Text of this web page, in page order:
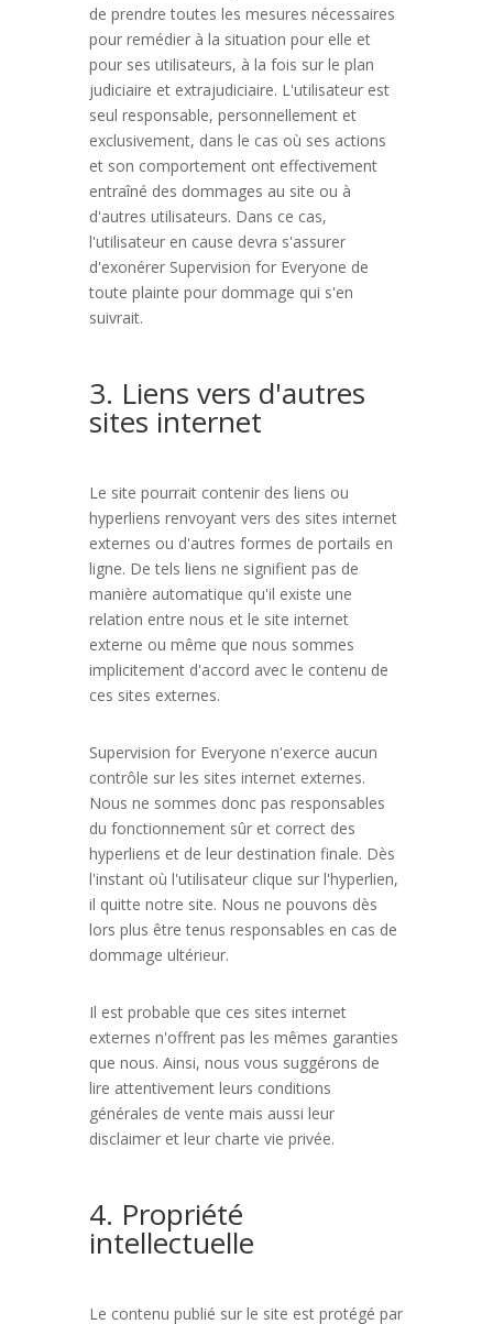
de prendre toutes les mesures nécessaires
pour remédier à la situation pour elle et
pour ses utilisateurs, à la fois sur le plan
judiciaire et extrajudiciaire. L'utilisateur est
seul responsable, personnellement et
exclusivement, dans le cas où ses actions
et son comportement ont effectivement
entraîné des dommages au site ou à
d'autres utilisateurs. Dans ce cas,
l'utilisateur en cause devra s'assurer
d'exonérer Supervision for Everyone de
toute plainte pour dommage qui s'en
suivrait.
3. Liens vers d'autres
sites internet
Le site pourrait contenir des liens ou
hyperliens renvoyant vers des sites internet
externes ou d'autres formes de portails en
ligne. De tels liens ne signifient pas de
manière automatique qu'il existe une
relation entre nous et le site internet
externe ou même que nous sommes
implicitement d'accord avec le contenu de
ces sites externes.
Supervision for Everyone n'exerce aucun
contrôle sur les sites internet externes.
Nous ne sommes donc pas responsables
du fonctionnement sûr et correct des
hyperliens et de leur destination finale. Dès
l'instant où l'utilisateur clique sur l'hyperlien,
il quitte notre site. Nous ne pouvons dès
lors plus être tenus responsables en cas de
dommage ultérieur.
Il est probable que ces sites internet
externes n'offrent pas les mêmes garanties
que nous. Ainsi, nous vous suggérons de
lire attentivement leurs conditions
générales de vente mais aussi leur
disclaimer et leur charte vie privée.
4. Propriété
intellectuelle
Le contenu publié sur le site est protégé par